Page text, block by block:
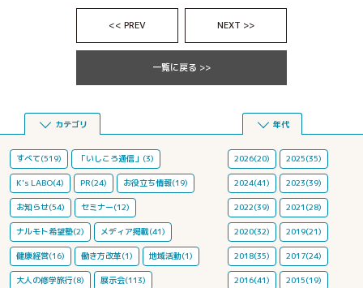
<< PREV NEXT >>
一覧に戻る >>
カテゴリ
すべて(519) 「いしころ通信」(3)
K's LABO(4) PR(24) お役立ち情報(19)
お知らせ(54) セミナー(12)
ナルモト希望塾(2) メディア掲載(41)
健康経営(16) 働き方改革(1) 地域活動(1)
大人の修学旅行(8) 展示会(113)
年代
2026(20) 2025(35)
2024(41) 2023(39)
2022(39) 2021(28)
2020(32) 2019(21)
2018(35) 2017(24)
2016(41) 2015(19)